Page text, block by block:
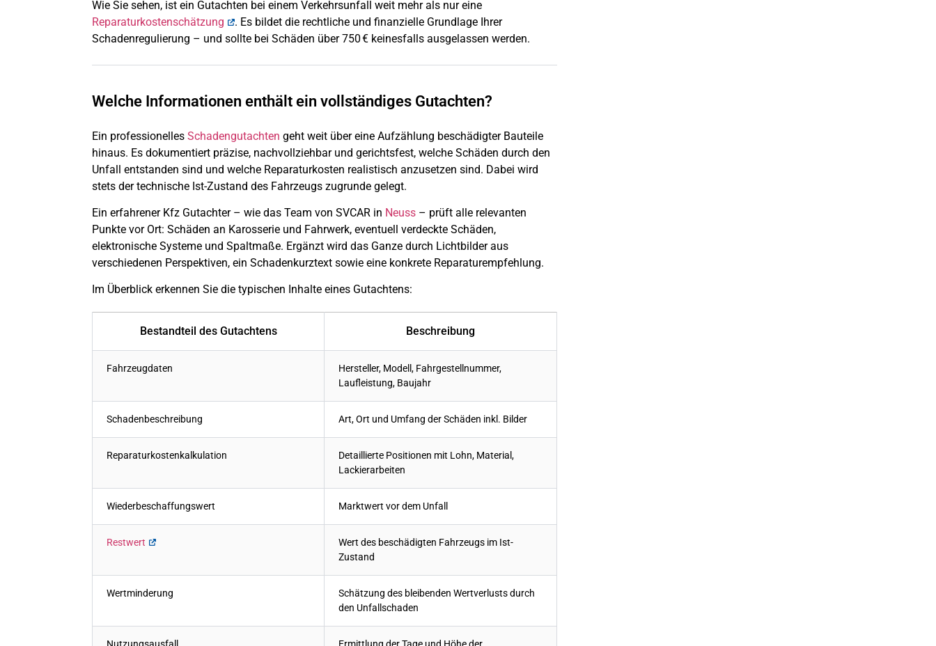
Wie Sie sehen, ist ein Gutachten bei einem Verkehrsunfall weit mehr als nur eine
Reparaturkostenschätzung
. Es bildet die rechtliche und finanzielle Grundlage Ihrer
Schadenregulierung – und sollte bei Schäden über 750 € keinesfalls ausgelassen werden.
Welche Informationen enthält ein vollständiges Gutachten?
Ein professionelles Schadengutachten geht weit über eine Aufzählung beschädigter Bauteile
hinaus. Es dokumentiert präzise, nachvollziehbar und gerichtsfest, welche Schäden durch den
Unfall entstanden sind und welche Reparaturkosten realistisch anzusetzen sind. Dabei wird
stets der technische Ist-Zustand des Fahrzeugs zugrunde gelegt.
Ein erfahrener Kfz Gutachter – wie das Team von SVCAR in Neuss – prüft alle relevanten
Punkte vor Ort: Schäden an Karosserie und Fahrwerk, eventuell verdeckte Schäden,
elektronische Systeme und Spaltmaße. Ergänzt wird das Ganze durch Lichtbilder aus
verschiedenen Perspektiven, ein Schadenkurztext sowie eine konkrete Reparaturempfehlung.
Im Überblick erkennen Sie die typischen Inhalte eines Gutachtens:
Bestandteil des Gutachtens Beschreibung
Fahrzeugdaten
Hersteller, Modell, Fahrgestellnummer,
Laufleistung, Baujahr
Schadenbeschreibung Art, Ort und Umfang der Schäden inkl. Bilder
Reparaturkostenkalkulation
Detaillierte Positionen mit Lohn, Material,
Lackierarbeiten
Wiederbeschaffungswert Marktwert vor dem Unfall
Restwert
Wert des beschädigten Fahrzeugs im Ist-
Zustand
Wertminderung
Schätzung des bleibenden Wertverlusts durch
den Unfallschaden